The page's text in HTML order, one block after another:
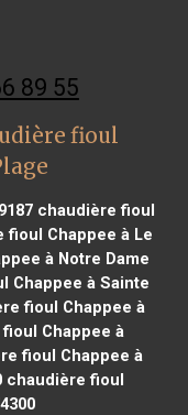
89 55
fioul
chaudière fioul
fioul Chappee à Le
à Notre Dame
Chappee à Sainte
fioul Chappee à
Chappee à
fioul Chappee à
chaudière fioul